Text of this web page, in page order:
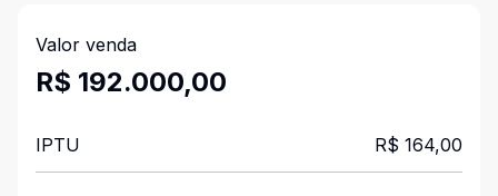
Valor venda
R$ 192.000,00
IPTU R$ 164,00